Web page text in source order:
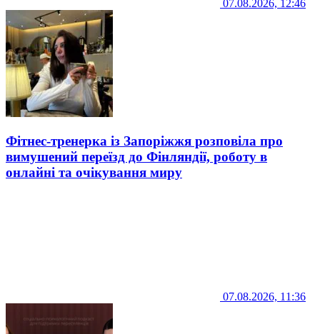
07.08.2026, 12:46
Фітнес-тренерка із Запоріжжя розповіла про
вимушений переїзд до Фінляндії, роботу в
онлайні та очікування миру
07.08.2026, 11:36